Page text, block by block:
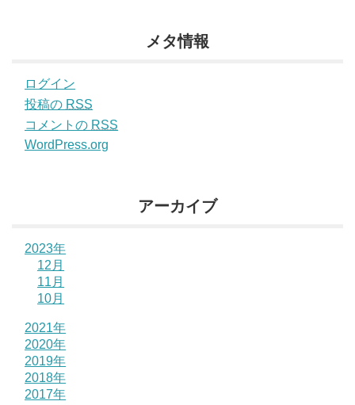
メタ情報
ログイン
投稿の RSS
コメントの RSS
WordPress.org
アーカイブ
2023年
12月
11月
10月
2021年
2020年
2019年
2018年
2017年